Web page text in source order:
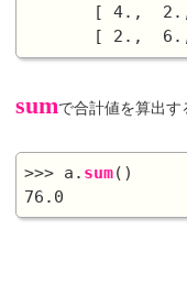
[ 4.,
sumで合計値を算出す
>>> a. sum()